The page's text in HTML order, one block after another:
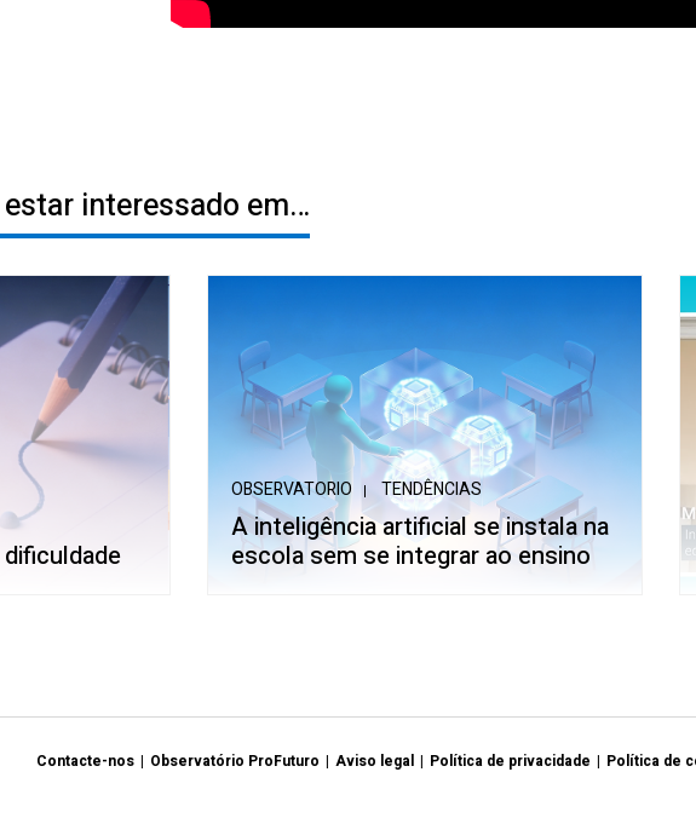
interessado em…
OBSERVATORIO TENDÊNCIAS
A inteligência artificial se instala na
escola sem se integrar ao ensino
Contacte-nos Observatório ProFuturo Aviso legal Política de privacidade Política de